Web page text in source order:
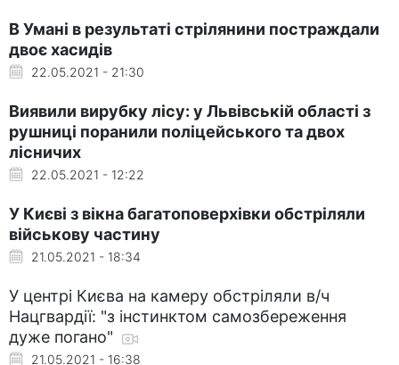
В Умані в результаті стрілянини постраждали
двоє хасидів
22.05.2021 - 21:30
Виявили вирубку лісу: у Львівській області з
рушниці поранили поліцейського та двох
лісничих
22.05.2021 - 12:22
У Києві з вікна багатоповерхівки обстріляли
військову частину
21.05.2021 - 18:34
У центрі Києва на камеру обстріляли в/ч
Нацгвардії: "з інстинктом самозбереження
дуже погано"
21.05.2021 - 16:38